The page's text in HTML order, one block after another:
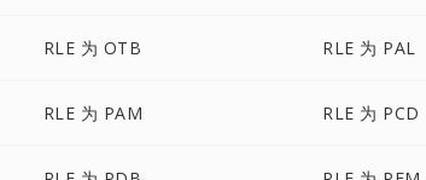
RLE 为 OTB RLE 为 PAL
RLE 为 PAM RLE 为 PCD